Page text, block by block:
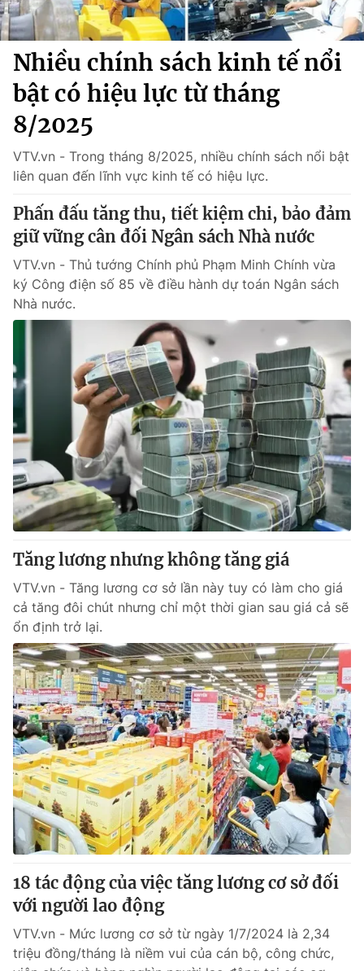
Y tế
Thế giới
Tin tức
Thế giới đó đây
Câu chuyện quốc tế
Kinh tế
Tài chính
Thị trường
Góc doanh nghiệp
Dữ liệu và đời sống
Truyền hình
Phim VTV
Hậu trường
Nhân vật
Giải sao mai
Giải trí
Điện ảnh
Âm nhạc
Đời sống
Làm đẹp
Chất lượng cuộc sống
Tuyển sinh
Học trực tuyến
Công nghệ
Hitech Công nghệ tương lai
Sản phẩm
Thị trường
Tư vấn
Giao lưu trực tuyến
Lịch phát sóng
Chuyên mục khác
Emagazine Podcast
Photo
Video Shorts video
VTV Money VTV Thể thao
VTV Sức khoẻ Bất động sản
Thị trường 24h Tấm lòng Việt
Vươn mình bằng AI
VTV9
Liên hệ tòa soạn English
Nhiều chính sách kinh tế nổi
bật có hiệu lực từ tháng
8/2025
VTV.vn - Trong tháng 8/2025, nhiều chính sách nổi bật
liên quan đến lĩnh vực kinh tế có hiệu lực.
Phấn đấu tăng thu, tiết kiệm chi, bảo đảm
giữ vững cân đối Ngân sách Nhà nước
VTV.vn - Thủ tướng Chính phủ Phạm Minh Chính vừa
ký Công điện số 85 về điều hành dự toán Ngân sách
Nhà nước.
Tăng lương nhưng không tăng giá
VTV.vn - Tăng lương cơ sở lần này tuy có làm cho giá
cả tăng đôi chút nhưng chỉ một thời gian sau giá cả sẽ
ổn định trở lại.
18 tác động của việc tăng lương cơ sở đối
với người lao động
VTV.vn - Mức lương cơ sở từ ngày 1/7/2024 là 2,34
triệu đồng/tháng là niềm vui của cán bộ, công chức,